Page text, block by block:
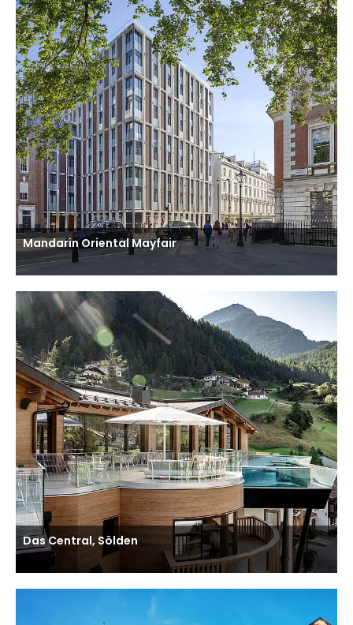
Mandarin Oriental Mayfair
Das Central, Sölden